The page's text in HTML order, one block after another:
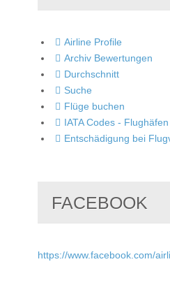
Airline Profile
Archiv Bewertungen
Durchschnitt
Suche
Flüge buchen
IATA Codes - Flughäfen
Entschädigung bei
FACEBOOK
https://www.facebook.com/